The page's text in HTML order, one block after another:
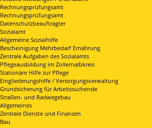
Rechnungsprüfungsamt
Rechnungsprüfungsamt
Datenschutzbeauftragter
Sozialamt
Allgemeine Sozialhilfe
Bescheinigung Mehrbedarf Ernährung
Zentrale Aufgaben des Sozialamts
Pflegeausbildung im Zollernalbkreis
Stationäre Hilfe zur Pflege
Eingliederungshilfe / Versorgungsverwaltung
Grundsicherung für Arbeitssuchende
Straßen- und Radwegebau
Allgemeines
Zentrale Dienste und Finanzen
Bau